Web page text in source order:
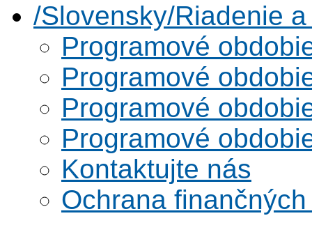
/Slovensky/Riadenie
Programové
Programové
Programové
Programové
Kontaktujte nás
Ochrana